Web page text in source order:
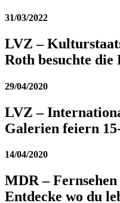
31/03/2022
LVZ –
Roth besuchte
29/04/2020
LVZ –
Galerien feiern
14/04/2020
MDR –
Entdecke wo du